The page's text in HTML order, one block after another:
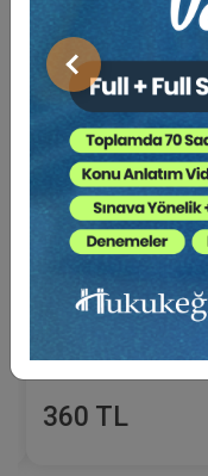
Önceki
Tüketici
Anonim
Ticaret Hukuku
Kaydı
360 TL